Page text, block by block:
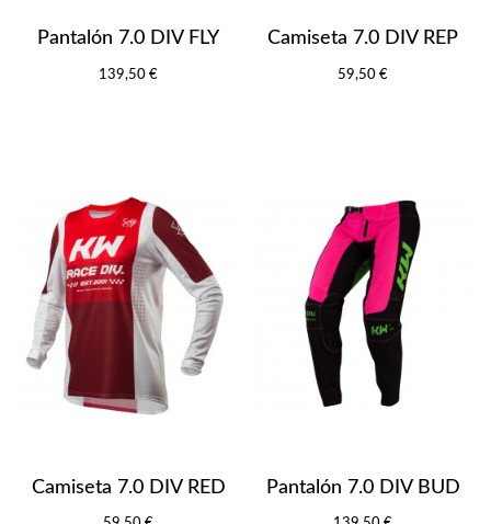
Pantalón 7.0 DIV FLY
139,50 €
Camiseta 7.0 DIV REP
59,50 €
Camiseta 7.0 DIV RED Pantalón 7.0 DIV BUD